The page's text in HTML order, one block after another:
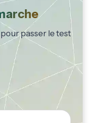
passer le test